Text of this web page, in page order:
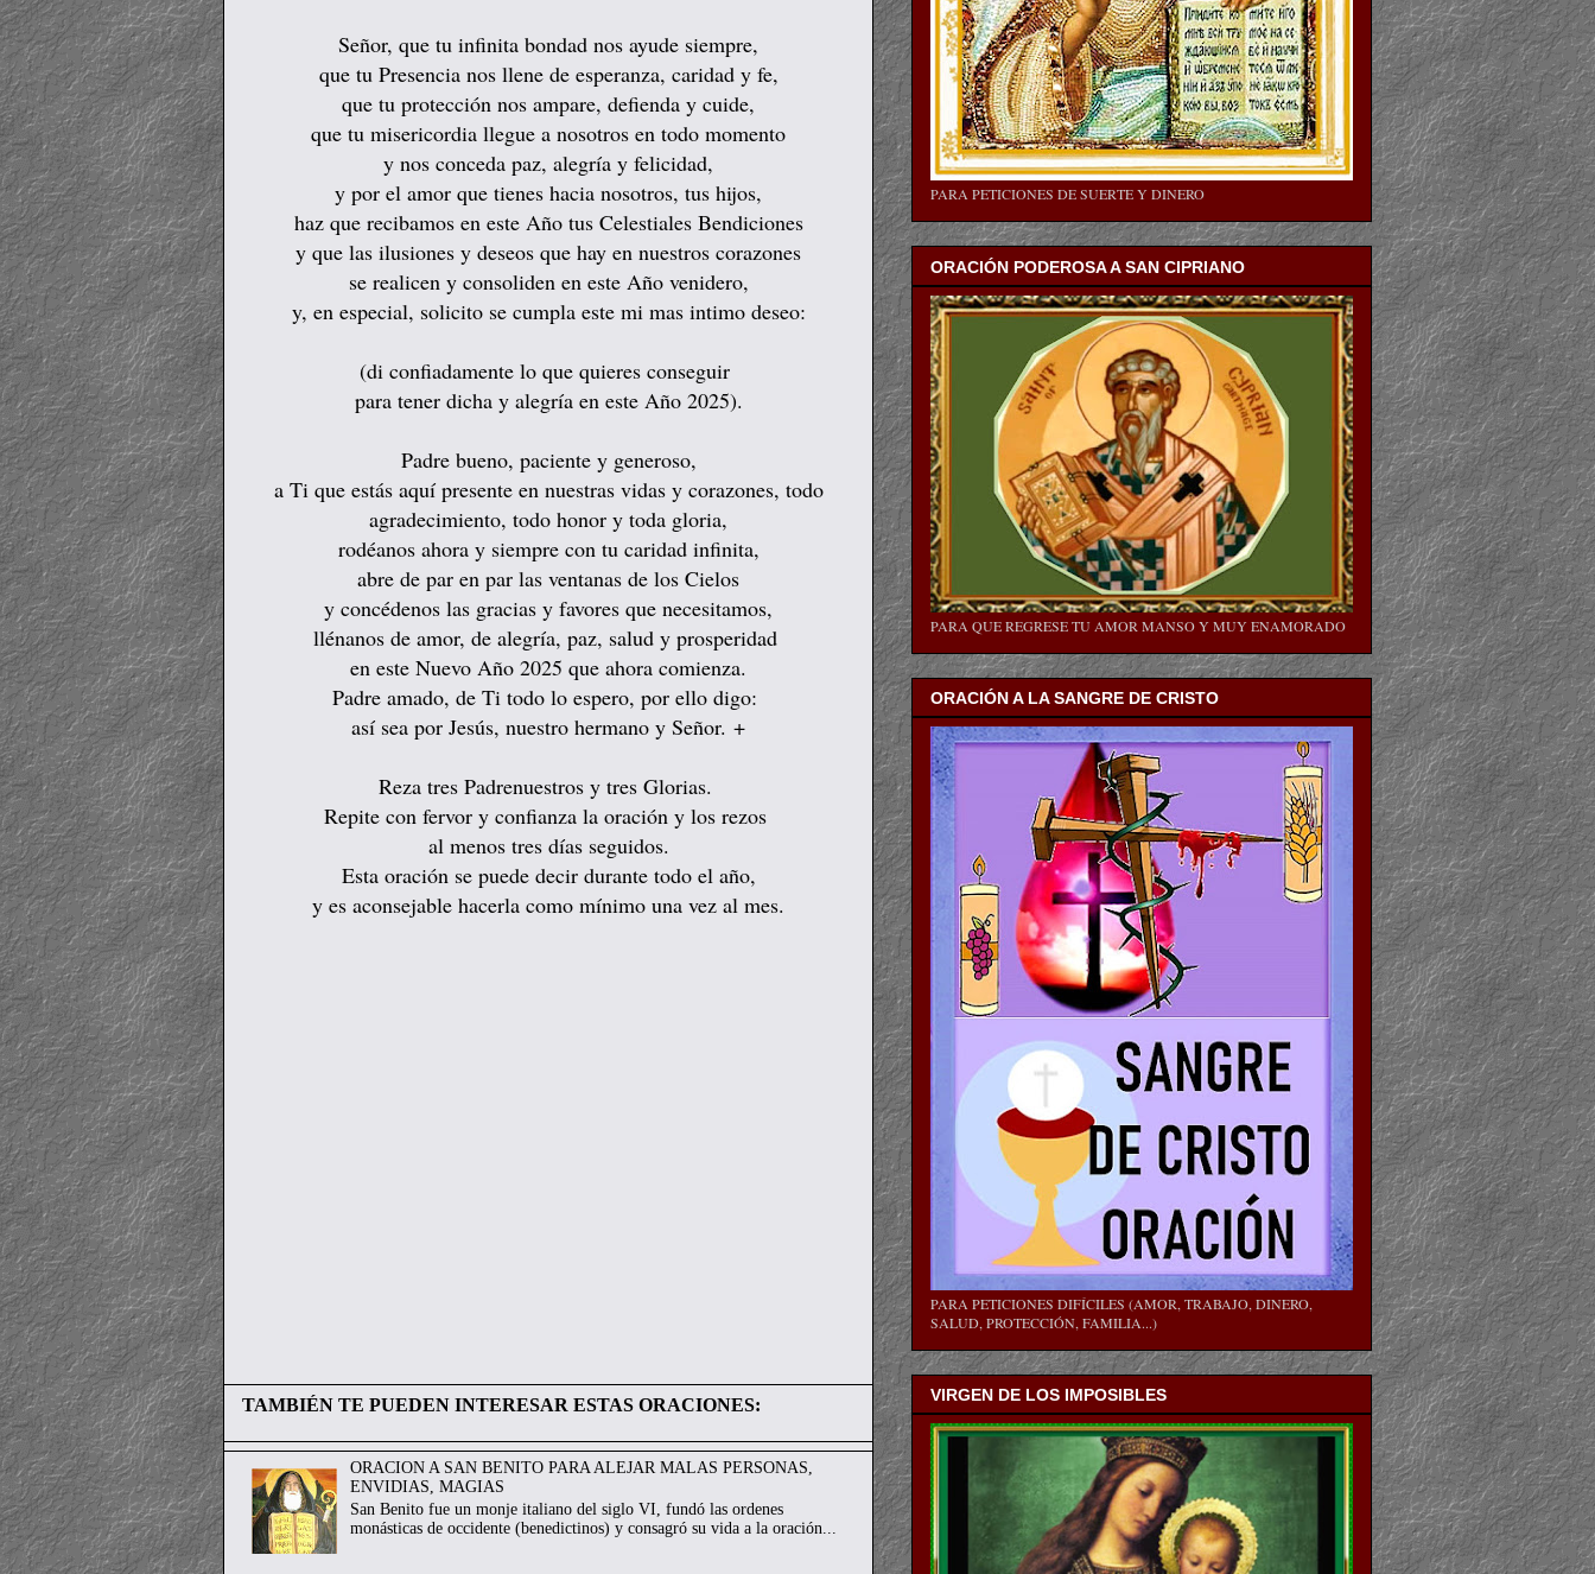
Señor, que tu infinita bondad nos ayude siempre,
que tu Presencia nos llene de esperanza, caridad y fe,
que tu protección nos ampare, defienda y cuide,
que tu misericordia llegue a nosotros en todo momento
y nos conceda paz, alegría y felicidad,
y por el amor que tienes hacia nosotros, tus hijos,
haz que recibamos en este Año tus Celestiales Bendiciones
y que las ilusiones y deseos que hay en nuestros corazones
se realicen y consoliden en este Año venidero,
y, en especial, solicito se cumpla este mi mas intimo deseo:
(di confiadamente lo que quieres conseguir
para tener dicha y alegría en este Año 2025).
Padre bueno, paciente y generoso,
a Ti que estás aquí presente en nuestras vidas y corazones, todo
agradecimiento, todo honor y toda gloria,
rodéanos ahora y siempre con tu caridad infinita,
abre de par en par las ventanas de los Cielos
y concédenos las gracias y favores que necesitamos,
llénanos de amor, de alegría, paz, salud y prosperidad
en este Nuevo Año 2025 que ahora comienza.
Padre amado, de Ti todo lo espero, por ello digo:
así sea por Jesús, nuestro hermano y Señor. +
Reza tres Padrenuestros y tres Glorias.
Repite con fervor y confianza la oración y los rezos
al menos tres días seguidos.
Esta oración se puede decir durante todo el año,
y es aconsejable hacerla como mínimo una vez al mes.
TAMBIÉN TE PUEDEN INTERESAR ESTAS ORACIONES:
ORACION A SAN BENITO PARA ALEJAR MALAS PERSONAS,
ENVIDIAS, MAGIAS
San Benito fue un monje italiano del siglo VI, fundó las ordenes
monásticas de occidente (benedictinos) y consagró su vida a la oración...
PARA PETICIONES DE SUERTE Y DINERO
ORACIÓN PODEROSA A SAN CIPRIANO
PARA QUE REGRESE TU AMOR MANSO Y MUY ENAMORADO
ORACIÓN A LA SANGRE DE CRISTO
PARA PETICIONES DIFÍCILES (AMOR, TRABAJO, DINERO,
SALUD, PROTECCIÓN, FAMILIA...)
VIRGEN DE LOS IMPOSIBLES